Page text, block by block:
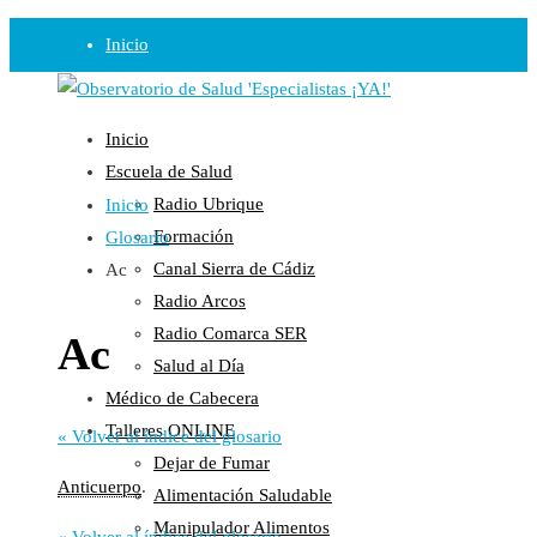
Inicio
Observatorio
Opinión
Radio
Guadalinfo Salud
Radio Guadalete
COPE Pontevedra
Salud en Radio Ubrique
Salud en Verano
Plataforma
Manifiestos
Comunicados
En nuestra Web
Inicio
Escuela de Salud
Radio Ubrique
Formación
Canal Sierra de Cádiz
Radio Arcos
Radio Comarca SER
Salud al Día
Médico de Cabecera
Talleres ONLINE
Dejar de Fumar
Alimentación Saludable
Manipulador Alimentos
Inicio
Glosario
Ac
Ac
« Volver al índice del glosario
Anticuerpo.